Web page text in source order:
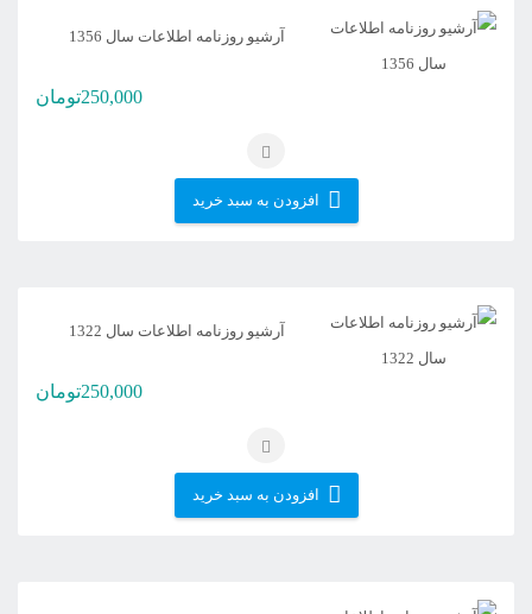
آرشیو روزنامه اطلاعات سال 1356
250,000تومان
افزودن به سبد خرید
آرشیو روزنامه اطلاعات سال 1322
250,000تومان
افزودن به سبد خرید